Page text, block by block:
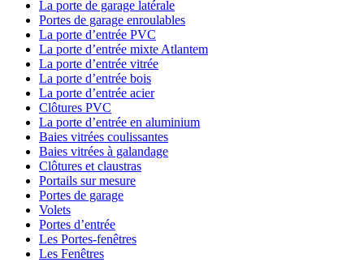
La porte de garage latérale
Portes de garage enroulables
La porte d’entrée PVC
La porte d’entrée mixte Atlantem
La porte d’entrée vitrée
La porte d’entrée bois
La porte d’entrée acier
Clôtures PVC
La porte d’entrée en aluminium
Baies vitrées coulissantes
Baies vitrées à galandage
Clôtures et claustras
Portails sur mesure
Portes de garage
Volets
Portes d’entrée
Les Portes-fenêtres
Les Fenêtres